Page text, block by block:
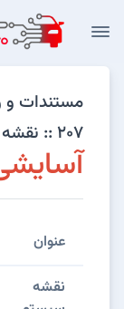
مستندات و
۲۰۷ :: نقشه های الکتریکی ::
عنوان
نقشه